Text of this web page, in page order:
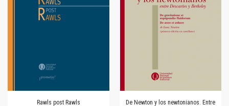
Rawls post Rawls
De Newton y los newtonianos. Entre